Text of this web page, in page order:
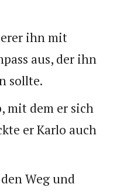
ihn mit
aus, der ihn
sollte.
mit dem er sich
er Karlo auch
Weg und